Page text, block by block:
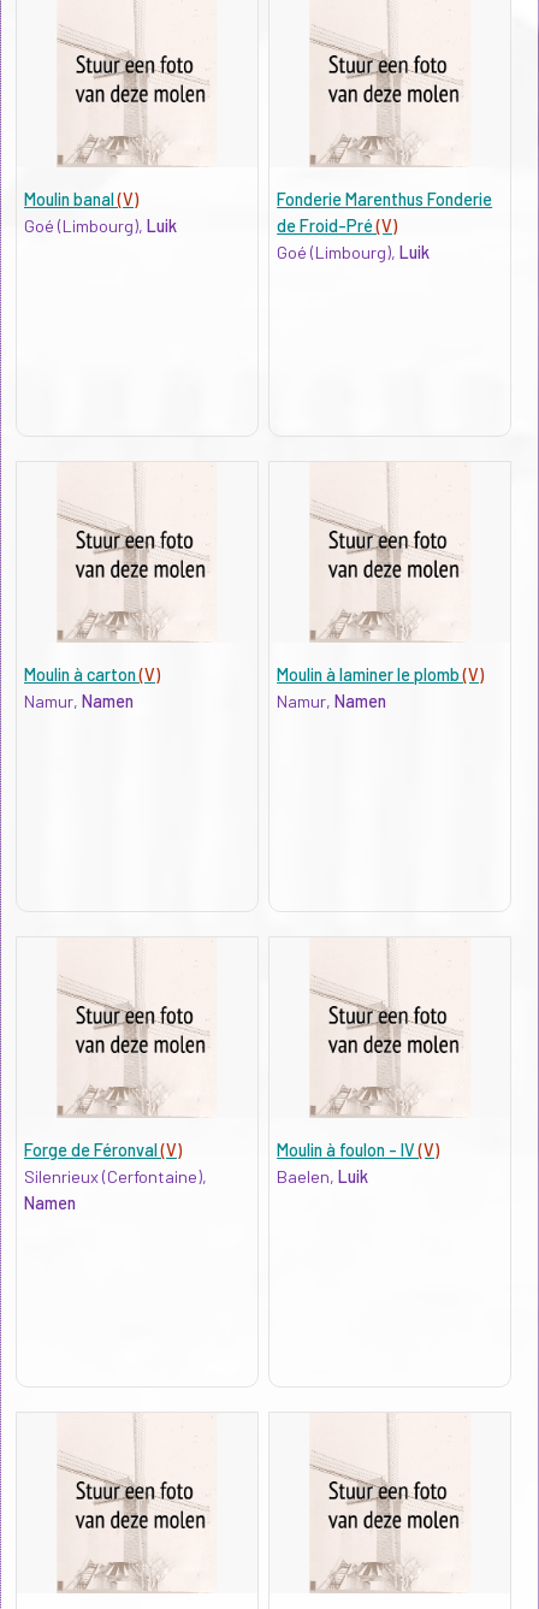
Moulin banal(V)
Goé (Limbourg), Luik
Fonderie Marenthus Fonderie
de Froid-Pré(V)
Goé (Limbourg),Luik
Moulin à carton(V)
Namur, Namen
Moulin à laminer le plomb(V)
Namur,Namen
Forge de Féronval(V)
Silenrieux (Cerfontaine),
Namen
Moulin à foulon - IV(V)
Baelen,Luik